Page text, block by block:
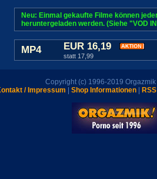
Neu: Einmal gekaufte Filme können
heruntergeladen werden. (Siehe "VOD
MP4 EUR 16,19
statt 17,99
Copyright (c) 1996-2019
/ Impressum
Shop Informationen